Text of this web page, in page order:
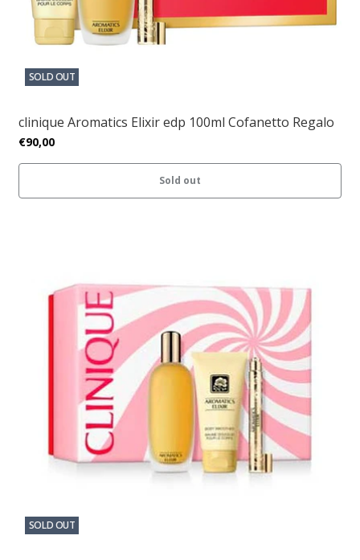
SOLD OUT
clinique Aromatics Elixir edp 100ml Cofanetto Regalo
€90,00
Sold out
SOLD OUT